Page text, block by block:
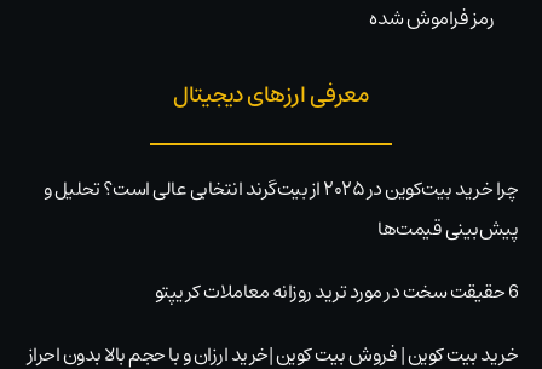
رمز فراموش شده
معرفی ارزهای دیجیتال
چرا خرید بیت‌کوین در ۲۰۲۵ از بیت‌گرند انتخابی عالی است؟ تحلیل و
پیش‌بینی قیمت‌ها
6 حقیقت سخت در مورد ترید روزانه معاملات کریپتو
خرید بیت کوین | فروش بیت کوین |خرید ارزان و با حجم بالا بدون احراز